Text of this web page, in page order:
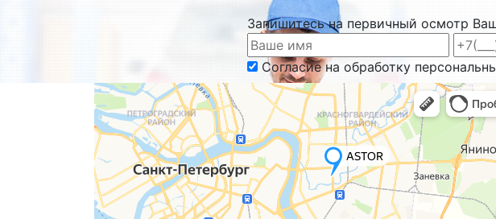
Запишитесь на первичный осмотр
Согласие на обработку